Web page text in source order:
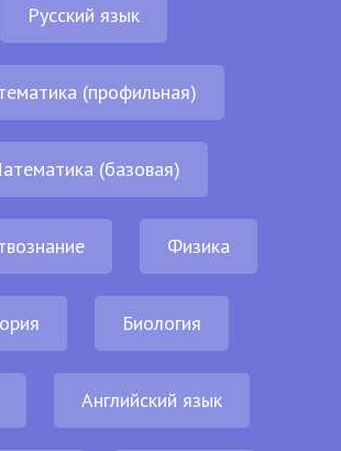
Русский язык
(профильная)
(базовая)
Физика
Биология
Английский язык